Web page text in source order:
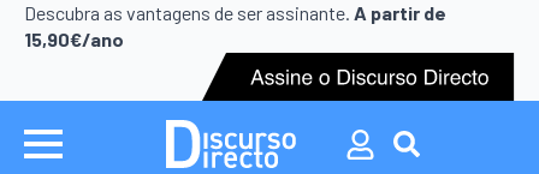
Descubra as vantagens de ser assinante. A partir de
15,90€/ano
Search